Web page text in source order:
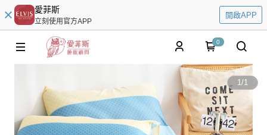
愛菲斯
立刻使用官方APP
開啟APP
0
1/1